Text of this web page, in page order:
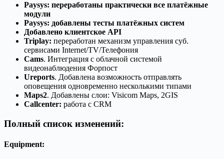
Paysys: переработаны практически все платёжные
модули
Paysys: добавлены тесты платёжных систем
Добавлено клиентское API
Triplay: переработан механизм управления суб.
сервисами Internet/TV/Телефония
Cams. Интеграция с облачной системой
видеонаблюдения Форпост
Ureports. Добавлена возможность отправлять
оповещения одновременно несколькими типами
Maps2. Добавлены слои: Visicom Maps, 2GIS
Callcenter: работа с CRM
Полный список изменений:
Equipment: